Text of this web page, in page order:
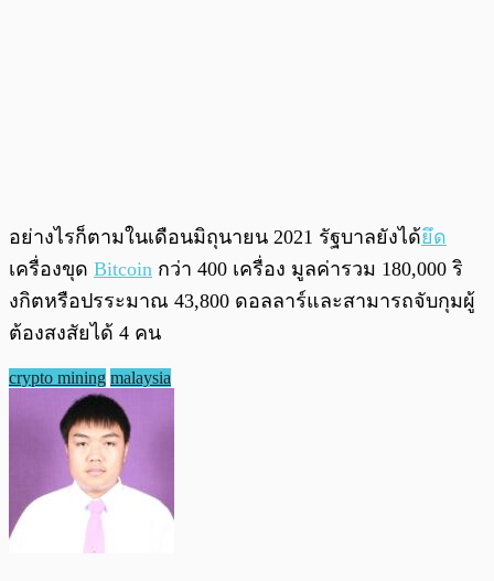
อย่างไรก็ตามในเดือนมิถุนายน 2021 รัฐบาลยังได้ยึด
เครื่องขุด Bitcoin กว่า 400 เครื่อง มูลค่ารวม 180,000 ริ
งกิตหรือปรระมาณ 43,800 ดอลลาร์และสามารถจับกุมผู้
ต้องสงสัยได้ 4 คน
crypto mining malaysia